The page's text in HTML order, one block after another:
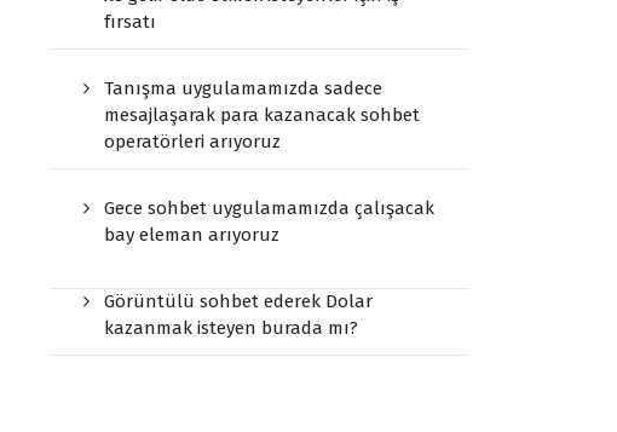
7/24 iş başvurusu yapabilirsiniz
fırsatı
Tanışma uygulamamızda sadece
mesajlaşarak para kazanacak sohbet
operatörleri arıyoruz
Gece sohbet uygulamamızda çalışacak
bay eleman arıyoruz
Görüntülü sohbet ederek Dolar
kazanmak isteyen burada mı?